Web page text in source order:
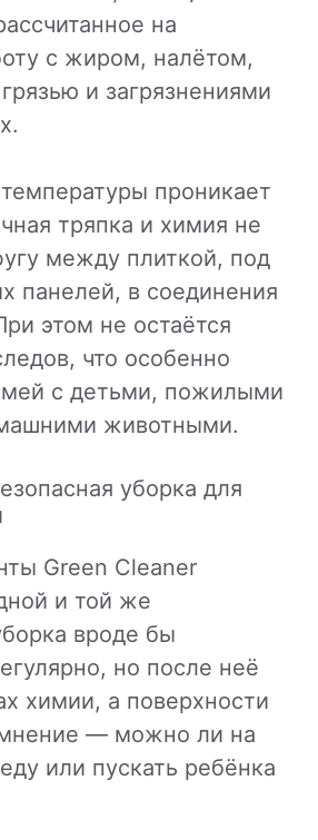
на
с жиром, налётом,
и загрязнениями
проникает
тряпка и химия не
между плиткой, под
панелей, в соединения
этом не остаётся
что особенно
с детьми, пожилыми
животными.
уборка для
Green Cleaner
и той же
вроде бы
но после неё
химии, а поверхности
— можно ли на
или пускать ребёнка